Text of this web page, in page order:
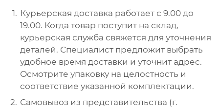
Курьерская доставка работает с 9.00 до
19.00. Когда товар поступит на склад,
курьерская служба свяжется для уточнения
деталей. Специалист предложит выбрать
удобное время доставки и уточнит адрес.
Осмотрите упаковку на целостность и
соответствие указанной комплектации.
Самовывоз из представительства (г.